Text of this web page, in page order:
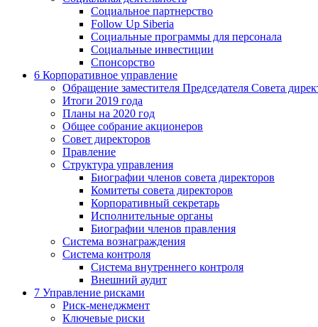
Социальное партнерство
Follow Up Siberia
Социальные программы для персонала
Социальные инвестиции
Спонсорство
6 Корпоративное управление
Обращение заместителя Председателя Совета
Итоги 2019 года
Планы на 2020 год
Общее собрание акционеров
Совет директоров
Правление
Структура управления
Биографии членов совета директоров
Комитеты совета директоров
Корпоративный секретарь
Исполнительные органы
Биографии членов правления
Система вознаграждения
Система контроля
Система внутреннего контроля
Внешний аудит
7 Управление рисками
Риск-менеджмент
Ключевые риски